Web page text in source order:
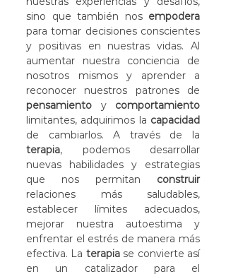
sino que también nos empodera
para tomar decisiones conscientes
y positivas en nuestras vidas. Al
aumentar nuestra conciencia de
nosotros mismos y aprender a
pensamiento y comportamiento
limitantes, adquirimos la capacidad
terapia, podemos desarrollar
nuevas habilidades y estrategias
que nos permitan construir
relaciones más saludables,
establecer límites adecuados,
mejorar nuestra autoestima y
enfrentar el estrés de manera más
efectiva. La terapia se convierte así
en un catalizador para el